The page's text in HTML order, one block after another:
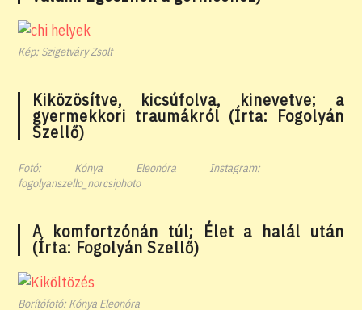
Kép: Szigetváry Zsolt
Kiközösítve, kicsúfolva, kinevetve; a
gyermekkori traumákról (Írta: Fogolyán
Szellő)
Fotó: Kónya Eleonóra Instagram:
fogolyanszello_norcsiphoto
A komfortzónán túl; Élet a halál után
(Írta: Fogolyán Szellő)
Borítófotó: Kónya Eleonóra